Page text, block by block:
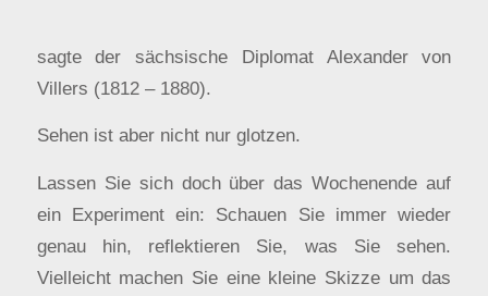
sagte der sächsische Diplomat Alexander von
Villers (1812 – 1880).
Sehen ist aber nicht nur glotzen.
Lassen Sie sich doch über das Wochenende auf
ein Experiment ein: Schauen Sie immer wieder
genau hin, reflektieren Sie, was Sie sehen.
Vielleicht machen Sie eine kleine Skizze um das